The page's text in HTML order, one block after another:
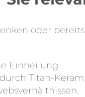
oder
Einheilung.
Titan-